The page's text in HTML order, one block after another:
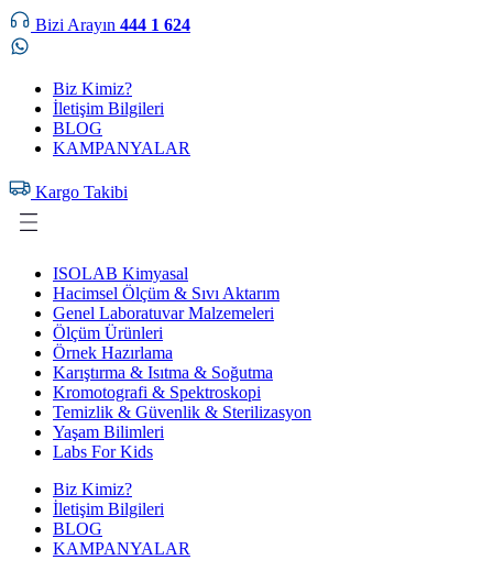
Bizi Arayın 444 1 624
Biz Kimiz?
İletişim Bilgileri
BLOG
KAMPANYALAR
Kargo Takibi
ISOLAB Kimyasal
Hacimsel Ölçüm & Sıvı Aktarım
Genel Laboratuvar Malzemeleri
Ölçüm Ürünleri
Örnek Hazırlama
Karıştırma & Isıtma & Soğutma
Kromotografi & Spektroskopi
Temizlik & Güvenlik & Sterilizasyon
Yaşam Bilimleri
Labs For Kids
Biz Kimiz?
İletişim Bilgileri
BLOG
KAMPANYALAR